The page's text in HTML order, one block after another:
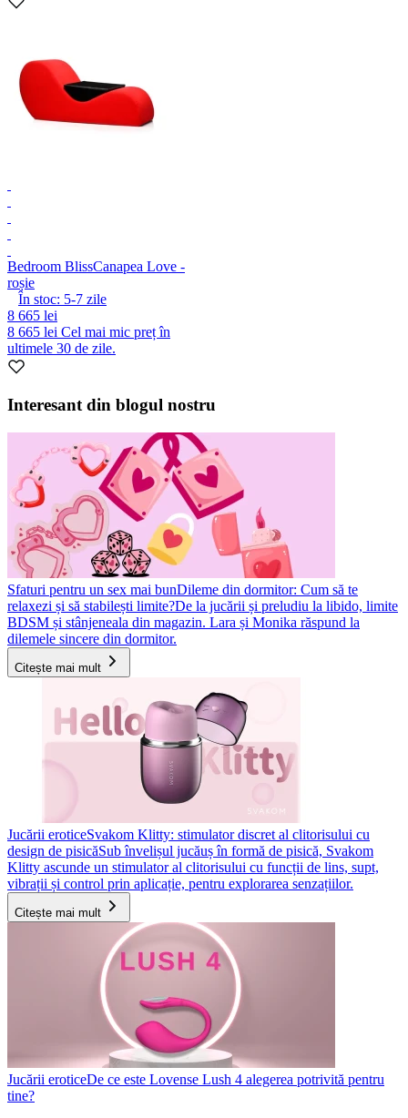
Bedroom BlissCanapea Love -
roșie
În stoc: 5-7 zile
8 665 lei
8 665 lei Cel mai mic preț în
ultimele 30 de zile.
Interesant din blogul nostru
Sfaturi pentru un sex mai bunDileme din dormitor: Cum să te
relaxezi și să stabilești limite?De la jucării și preludiu la libido, limite
BDSM și stânjeneala din magazin. Lara și Monika răspund la
dilemele sincere din dormitor.
Citește mai mult
Jucării eroticeSvakom Klitty: stimulator discret al clitorisului cu
design de pisicăSub învelișul jucăuș în formă de pisică, Svakom
Klitty ascunde un stimulator al clitorisului cu funcții de lins, supt,
vibrații și control prin aplicație, pentru explorarea senzațiilor.
Citește mai mult
Jucării eroticeDe ce este Lovense Lush 4 alegerea potrivită pentru
tine?